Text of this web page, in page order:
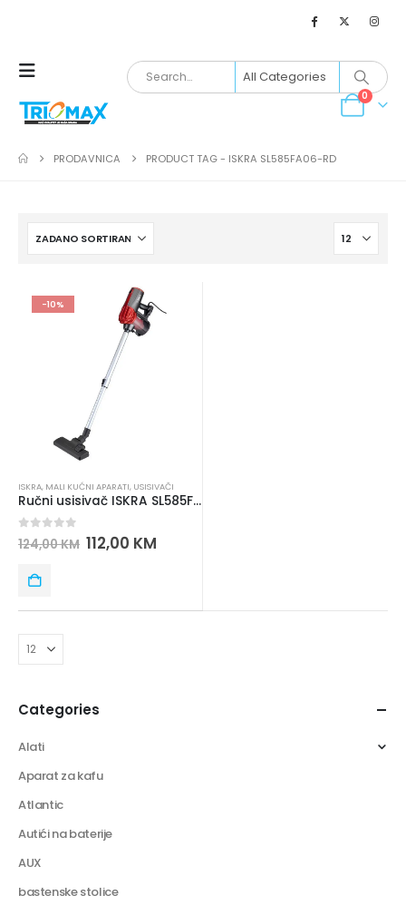
0
PRODAVNICA PRODUCT TAG - ISKRA SL585FA06-RD
-10%
ISKRA, MALI KUĆNI APARATI, USISIVAČI
Ručni usisivač ISKRA SL585FA06-RD
out of 5
124,00KM 112,00 KM
Categories
Alati
Aparat za kafu
Atlantic
Autići na baterije
AUX
bastenske stolice